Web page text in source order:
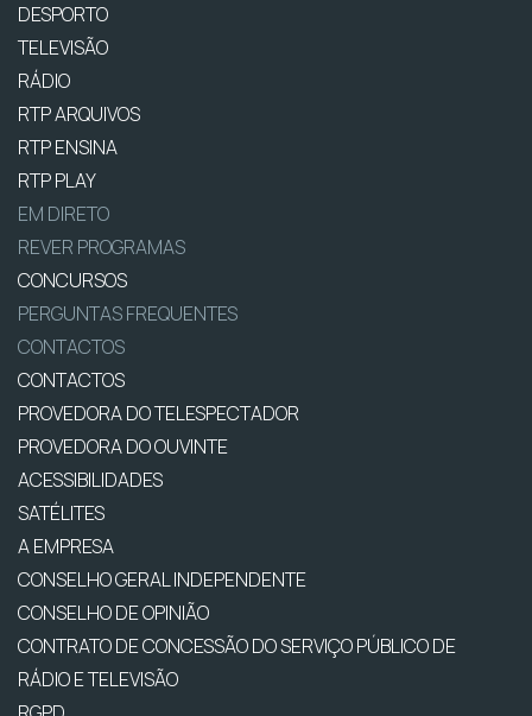
DESPORTO
TELEVISÃO
RÁDIO
RTP ARQUIVOS
RTP ENSINA
RTP PLAY
EM DIRETO
REVER PROGRAMAS
CONCURSOS
PERGUNTAS FREQUENTES
CONTACTOS
CONTACTOS
PROVEDORA DO TELESPECTADOR
PROVEDORA DO OUVINTE
ACESSIBILIDADES
SATÉLITES
A EMPRESA
CONSELHO GERAL INDEPENDENTE
CONSELHO DE OPINIÃO
CONTRATO DE CONCESSÃO DO SERVIÇO PÚBLICO DE
RÁDIO E TELEVISÃO